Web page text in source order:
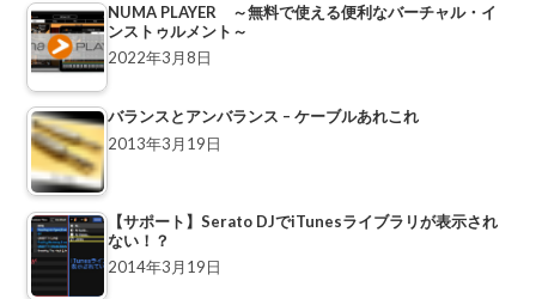
NUMA PLAYER ～無料で使える便利なバーチャル・イ
ンストゥルメント～
2022年3月8日
バランスとアンバランス – ケーブルあれこれ
2013年3月19日
【サポート】Serato DJでiTunesライブラリが表示され
ない！？
2014年3月19日